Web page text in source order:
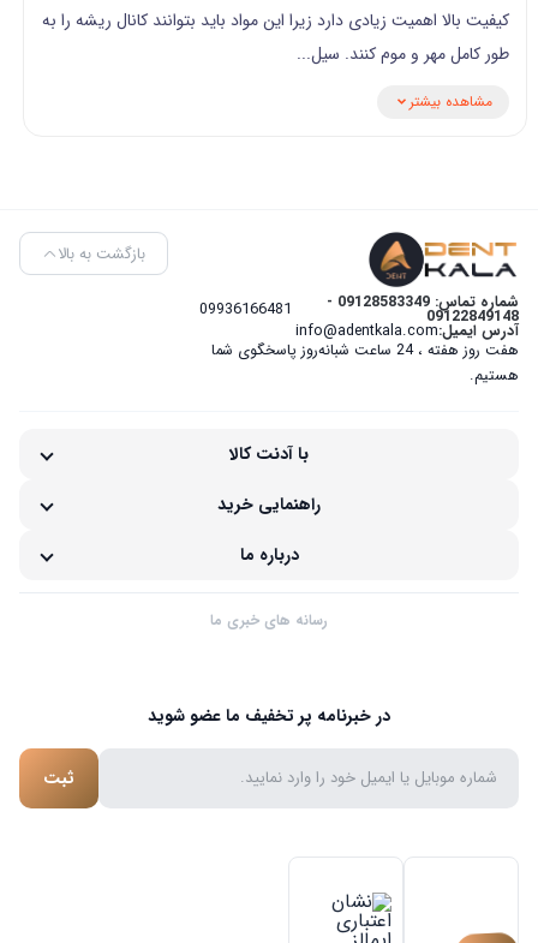
کیفیت بالا اهمیت زیادی دارد زیرا این مواد باید بتوانند کانال ریشه را به
طور کامل مهر و موم کنند. سیل...
مشاهده بیشتر
شماره تماس: 09128583349 -
09122849148
09936166481
آدرس ایمیل:info@adentkala.com
هفت روز هفته ، 24 ساعت شبانه‌روز پاسخگوی شما
هستیم.
بازگشت به بالا
با آدنت کالا
راهنمایی خرید
درباره ما
رسانه های خبری ما
در خبرنامه پر تخفیف ما عضو شوید
ثبت